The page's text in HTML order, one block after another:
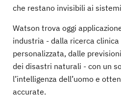
che restano invisibili ai
Watson trova oggi
industria - dalla ricerca
personalizzata, dalle
dei disastri naturali - con un
l’intelligenza dell’uomo e
accurate.